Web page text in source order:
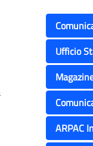
del dg
Ufficio
ARPAC